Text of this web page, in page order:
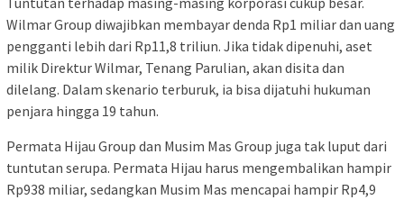
Wilmar Group diwajibkan membayar denda Rp1 miliar dan uang
pengganti lebih dari Rp11,8 triliun. Jika tidak dipenuhi, aset
milik Direktur Wilmar, Tenang Parulian, akan disita dan
dilelang. Dalam skenario terburuk, ia bisa dijatuhi hukuman
penjara hingga 19 tahun.
Permata Hijau Group dan Musim Mas Group juga tak luput dari
tuntutan serupa. Permata Hijau harus mengembalikan hampir
Rp938 miliar, sedangkan Musim Mas mencapai hampir Rp4,9